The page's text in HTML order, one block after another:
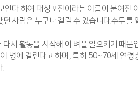
인다 하여 대상포진이라는 이름이 붙여진
던 사람은 누구나 걸릴 수 있습니다.수두를
다시 활동을 시작해 이 벼을 일으키기 때문
병에 걸린다고 하며, 특히 50~70세 연령
.